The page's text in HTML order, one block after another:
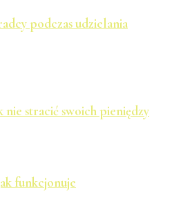
podczas udzielania
stracić swoich pieniędzy
funkcjonuje